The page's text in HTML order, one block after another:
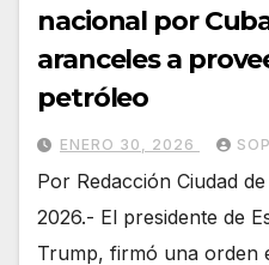
nacional por
aranceles a
petróleo
ENERO 30, 2026
Por Redacción Ciudad
2026.- El presidente de
Trump, firmó una orden